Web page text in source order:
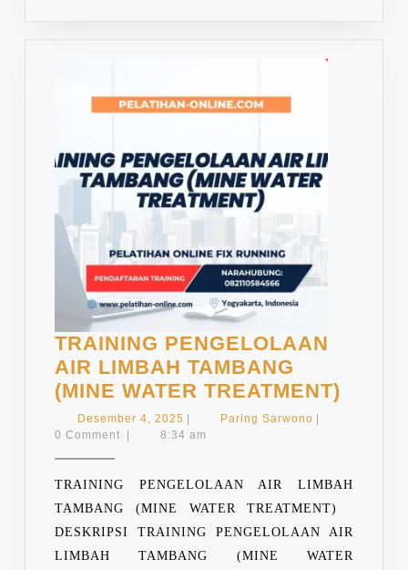
LOGAM
TRAINING PENGELOLAAN
AIR LIMBAH TAMBANG
(MINE WATER TREATMENT)
Desember 4, 2025 Desember
4,
Paring SarwonoParing
0 Comment
8:34 am
TRAINING PENGELOLAAN AIR LIMBAH
TAMBANG (MINE WATER TREATMENT)
DESKRIPSI TRAINING PENGELOLAAN AIR
LIMBAH TAMBANG (MINE WATER